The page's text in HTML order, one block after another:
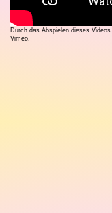
Durch das Abspielen dieses
Vimeo.